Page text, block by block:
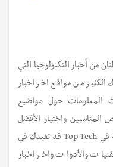
من أخبار التكنولوجيا التي
من مواقع اخر اخبار
المعلومات حول مواضيع
المناسبين واختيار الأفضل
بينهم أمر مهم في ما يلي 10 مواقع إخبارية في Top Tech قد تفيدك في
والأدوات واخر اخبار